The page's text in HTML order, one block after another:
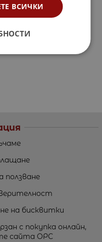
ползване
на бисквитки
с покупка онлайн,
сайта ОРС
ВСИЧКИ